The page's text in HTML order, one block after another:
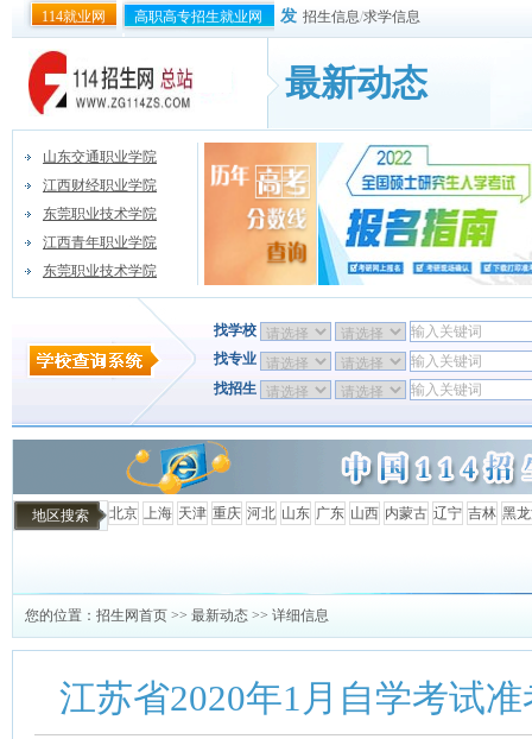
114就业网 高职高专招生就业网 发 招生信息/求学信息
最新动态
山东交通职业学院
江西财经职业学院
东莞职业技术学院
江西青年职业学院
东莞职业技术学院
找学校
找专业
找招生
地区搜索 北京 上海 天津 重庆 河北 山东 广东 山西 内蒙古 辽宁 吉林 黑
您的位置： 招生网首页 >> 最新动态 >> 详细信息
江苏省2020年1月自学考试